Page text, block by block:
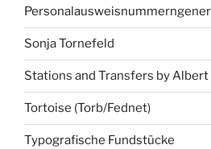
Sonja Tornefeld
Stations and Transfers by
Tortoise (Torb/Fednet)
Typografische Fundstücke